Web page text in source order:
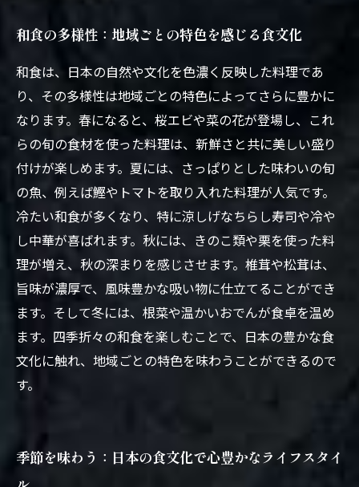
和食の多様性：地域ごとの特色を感じる食文化
和食は、日本の自然や文化を色濃く反映した料理であ
り、その多様性は地域ごとの特色によってさらに豊かに
なります。春になると、桜エビや菜の花が登場し、これ
らの旬の食材を使った料理は、新鮮さと共に美しい盛り
付けが楽しめます。夏には、さっぱりとした味わいの旬
の魚、例えば鰹やトマトを取り入れた料理が人気です。
冷たい和食が多くなり、特に涼しげなちらし寿司や冷や
し中華が喜ばれます。秋には、きのこ類や栗を使った料
理が増え、秋の深まりを感じさせます。椎茸や松茸は、
旨味が濃厚で、風味豊かな吸い物に仕立てることができ
ます。そして冬には、根菜や温かいおでんが食卓を温め
ます。四季折々の和食を楽しむことで、日本の豊かな食
文化に触れ、地域ごとの特色を味わうことができるので
す。
季節を味わう：日本の食文化で心豊かなライフスタイ